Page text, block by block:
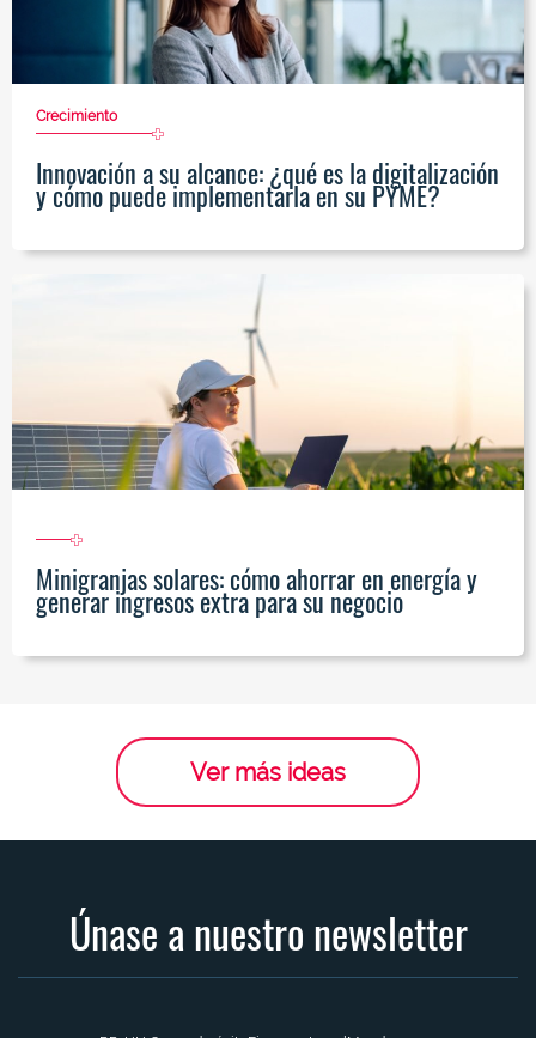
Crecimiento
Innovación a su alcance: ¿qué es la digitalización
y cómo puede implementarla en su PYME?
Minigranjas solares: cómo ahorrar en energía y
generar ingresos extra para su negocio
Ver más ideas
Únase a nuestro newsletter